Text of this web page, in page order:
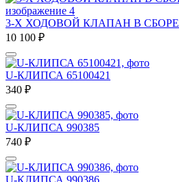
3-Х ХОДОВОЙ КЛАПАН В СБОРЕ
10 100 ₽
U-КЛИПСА 65100421
340 ₽
U-КЛИПСА 990385
740 ₽
U-КЛИПСА 990386